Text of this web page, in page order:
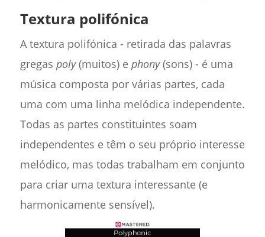
Textura polifónica
A textura polifónica - retirada das palavras
gregas poly(muitos) e phony(sons) - é uma
música composta por várias partes, cada
uma com uma linha melódica independente.
Todas as partes constituintes soam
independentes e têm o seu próprio interesse
melódico, mas todas trabalham em conjunto
para criar uma textura interessante (e
harmonicamente sensível).